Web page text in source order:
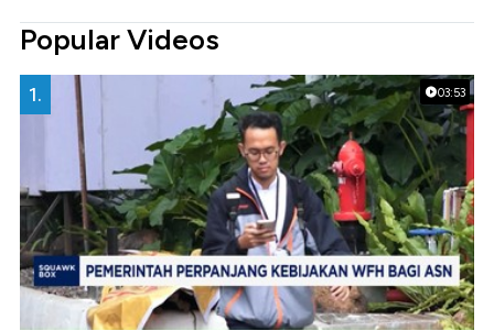
Popular Videos
03:53
1.